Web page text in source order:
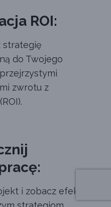
ROI:
strategię
do Twojego
zwrotu z
i zobacz efekty